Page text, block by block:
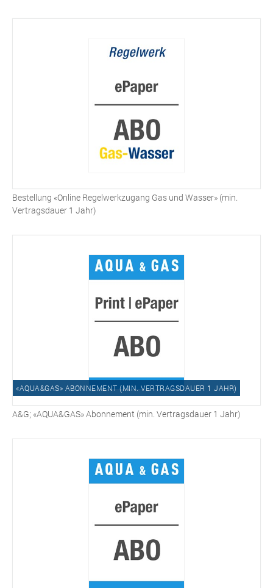
Bestellung «Online Regelwerkzugang Gas und Wasser» (min.
Vertragsdauer 1 Jahr)
«AQUA&GAS» ABONNEMENT (MIN. VERTRAGSDAUER 1 JAHR)
A&G; «AQUA&GAS» Abonnement (min. Vertragsdauer 1 Jahr)